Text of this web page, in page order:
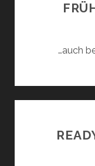
…auch